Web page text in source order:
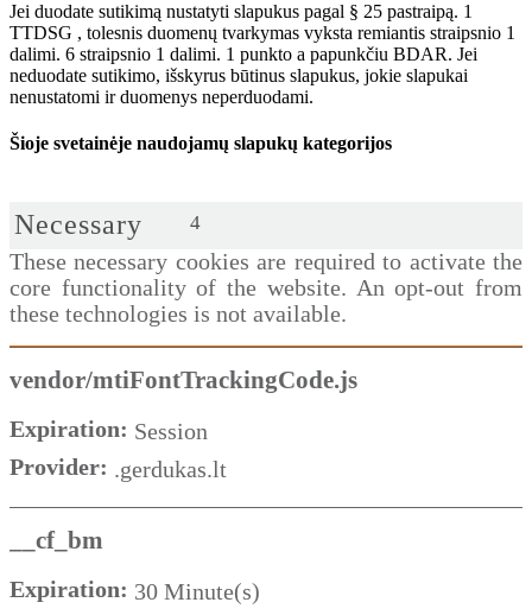
Jei duodate sutikimą nustatyti slapukus pagal § 25 pastraipą. 1
TTDSG , tolesnis duomenų tvarkymas vyksta remiantis straipsnio 1
dalimi. 6 straipsnio 1 dalimi. 1 punkto a papunkčiu BDAR. Jei
neduodate sutikimo, išskyrus būtinus slapukus, jokie slapukai
nenustatomi ir duomenys neperduodami.
Šioje svetainėje naudojamų slapukų kategorijos
Necessary 4
These necessary cookies are required to activate the
core functionality of the website. An opt-out from
these technologies is not available.
vendor/mtiFontTrackingCode.js
Expiration: Session
Provider: .gerdukas.lt
__cf_bm
Expiration: 30 Minute(s)